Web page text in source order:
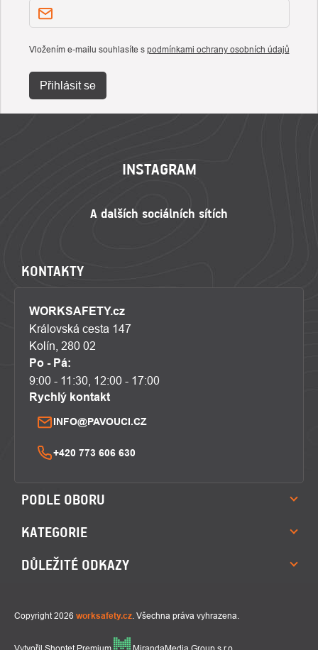
Vložením e-mailu souhlasíte s podmínkami ochrany osobních údajů
Přihlásit se
INSTAGRAM
KONTAKTY
WORKSAFETY.cz
Královská cesta 147
Kolín, 280 02
Po - Pá:
9:00 - 11:30, 12:00 - 17:00
Rychlý kontakt
INFO@PAVOUCI.CZ
+420 773 606 630
PODLE OBORU
KATEGORIE
DŮLEŽITÉ ODKAZY
Copyright 2026 worksafety.cz. Všechna práva vyhrazena.